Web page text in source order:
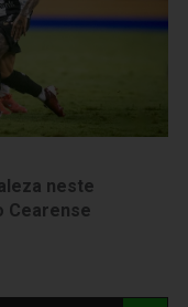
neste
Cearense